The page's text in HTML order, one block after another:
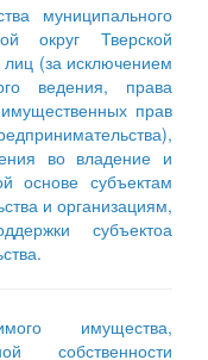
муниципального
округ Тверской
лиц (за исключением
ведения, права
прав
во владение и
основе субъектам
и организациям,
субъектоа
имущества,
собственности